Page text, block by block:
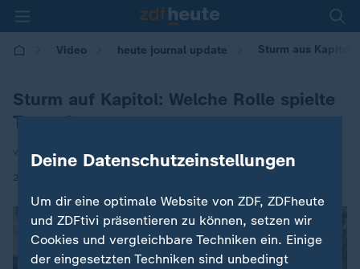
Video heute journal update Sturm aus Kapitol:
Sturm auf Kapitol: Welche Rolle spielte
Trump?
von Benjamin Daniel
28.07.2021 | 00:15
Deine Datenschutzeinstellungen
Um dir eine optimale Website von ZDF, ZDFheute
und ZDFtivi präsentieren zu können, setzen wir
Cookies und vergleichbare Techniken ein. Einige
der eingesetzten Techniken sind unbedingt